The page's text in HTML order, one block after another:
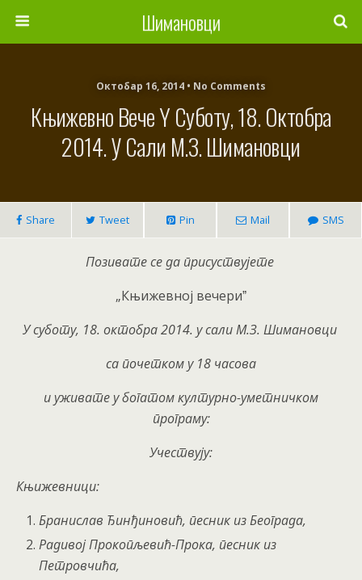
Шимановци
Октобар 16, 2014 • No Comments
Књижевнo Вече Y Суботу, 18. Октобра
2014. У Сали М.З. Шимановци
Share Tweet Pin Mail SMS
Позивате се да присуствујете
„Књижевнoј вечериˮ
У суботу, 18. октобра 2014. у сали М.З. Шимановци
са почетком у 18 часова
и уживате у богатом културно-уметничком
програму:
Учествују:
Књижевници:
Бранислав Ђинђиновић, песник из Београда,
Радивој Прокопљевић-Прока, песник из
Петровчића,